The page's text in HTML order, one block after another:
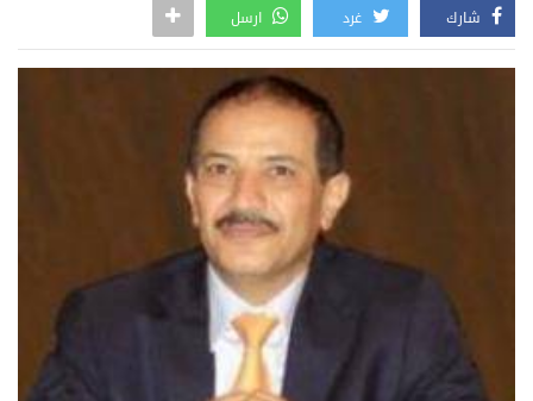
شارك غرد ارسل